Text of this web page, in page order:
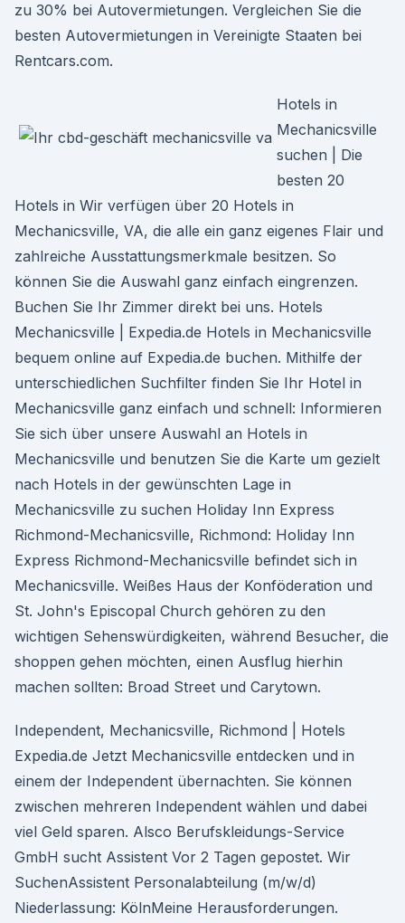
zu 30% bei Autovermietungen. Vergleichen Sie die
besten Autovermietungen in Vereinigte Staaten bei
Rentcars.com.
Hotels in
Mechanicsville
suchen | Die
besten 20
Hotels in Wir verfügen über 20 Hotels in
Mechanicsville, VA, die alle ein ganz eigenes Flair und
zahlreiche Ausstattungsmerkmale besitzen. So
können Sie die Auswahl ganz einfach eingrenzen.
Buchen Sie Ihr Zimmer direkt bei uns. Hotels
Mechanicsville | Expedia.de Hotels in Mechanicsville
bequem online auf Expedia.de buchen. Mithilfe der
unterschiedlichen Suchfilter finden Sie Ihr Hotel in
Mechanicsville ganz einfach und schnell: Informieren
Sie sich über unsere Auswahl an Hotels in
Mechanicsville und benutzen Sie die Karte um gezielt
nach Hotels in der gewünschten Lage in
Mechanicsville zu suchen Holiday Inn Express
Richmond-Mechanicsville, Richmond: Holiday Inn
Express Richmond-Mechanicsville befindet sich in
Mechanicsville. Weißes Haus der Konföderation und
St. John's Episcopal Church gehören zu den
wichtigen Sehenswürdigkeiten, während Besucher, die
shoppen gehen möchten, einen Ausflug hierhin
machen sollten: Broad Street und Carytown.
Independent, Mechanicsville, Richmond | Hotels
Expedia.de Jetzt Mechanicsville entdecken und in
einem der Independent übernachten. Sie können
zwischen mehreren Independent wählen und dabei
viel Geld sparen. Alsco Berufskleidungs-Service
GmbH sucht Assistent Vor 2 Tagen gepostet. Wir
SuchenAssistent Personalabteilung (m/w/d)
Niederlassung: KölnMeine Herausforderungen.